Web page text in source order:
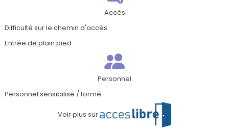
Accès
Difficulté sur le chemin d'accès
Entrée de plain pied
Personnel
Personnel sensibilisé / formé
Voir plus sur